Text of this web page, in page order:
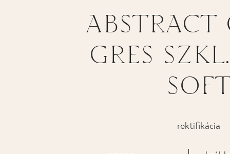
KOLEKCIE
ABSTRACT
GRES
rektifikácia